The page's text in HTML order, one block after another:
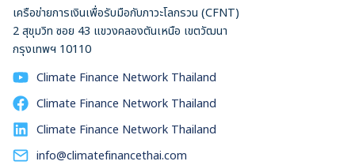
และ (3) กรณีพลังงานหมุนเวียน 100% ผลการศึกษาพบว่า
ประเทศไทยเผชิญความเสี่ยงอย่างมีนัยสำคัญจากสินทรัพย์สูญค่า
ในอนาคตซึ่งอาจมีมูลค่าสูงถึง 3.6 แสนล้านบาทสำหรับฉากทัศน์
การเปลี่ยนผ่านพลังงานอย่างรวดเร็ว และ 5.3 แสนล้านบาทใน
และนักลงทุนในตราสารหนี้ของบริษัทธุรกิจโรงไฟฟ้าเชื้อเพลิง
ฟอสซิลในไทย และตอกย้ำความสำคัญของการเร่งลงทุนใน
พลังงานหมุนเวียนในกรอบเวลาที่สอดคล้องกับเป้าหมายการรับมือ
เครือข่ายการเงินเพื่อรับมือกับภาวะโลกรวน (CFNT)
2 สุขุมวิท ซอย 43 แขวงคลองตันเหนือ เขตวัฒนา
กรุงเทพฯ 10110
Climate Finance Network Thailand
Climate Finance Network Thailand
Climate Finance Network Thailand
info@climatefinancethai.com